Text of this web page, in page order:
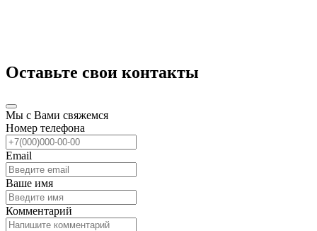
Оставьте свои контакты
Мы с Вами свяжемся
Номер телефона
Email
Ваше имя
Комментарий